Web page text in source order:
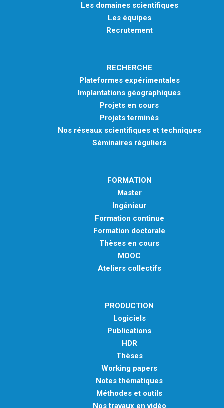
Les domaines scientifiques
Les équipes
Recrutement
RECHERCHE
Plateformes expérimentales
Implantations géographiques
Projets en cours
Projets terminés
Nos réseaux scientifiques et techniques
Séminaires réguliers
FORMATION
Master
Ingénieur
Formation continue
Formation doctorale
Thèses en cours
MOOC
Ateliers collectifs
PRODUCTION
Logiciels
Publications
HDR
Thèses
Working papers
Notes thématiques
Méthodes et outils
Nos travaux en vidéo